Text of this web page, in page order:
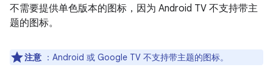
不需要提供单色版本的图标，因为 Android TV 不支持带主
题的图标。
注意 ：Android 或 Google TV 不支持带主题的图标。